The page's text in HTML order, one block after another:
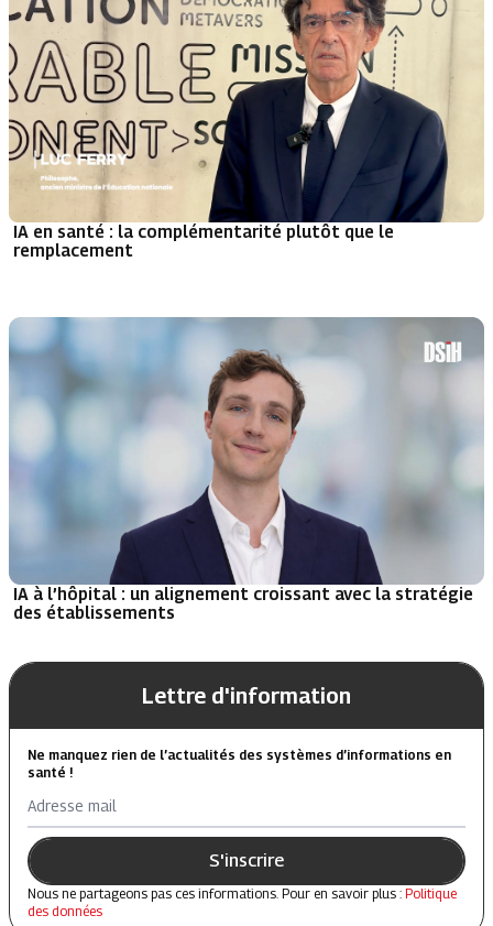
IA en santé : la complémentarité plutôt que le
remplacement
IA à l’hôpital : un alignement croissant avec la stratégie
des établissements
Lettre d'information
Ne manquez rien de l’actualités des systèmes d’informations en
santé !
Adresse mail
S'inscrire
Nous ne partageons pas ces informations. Pour en savoir plus : Politique
des données